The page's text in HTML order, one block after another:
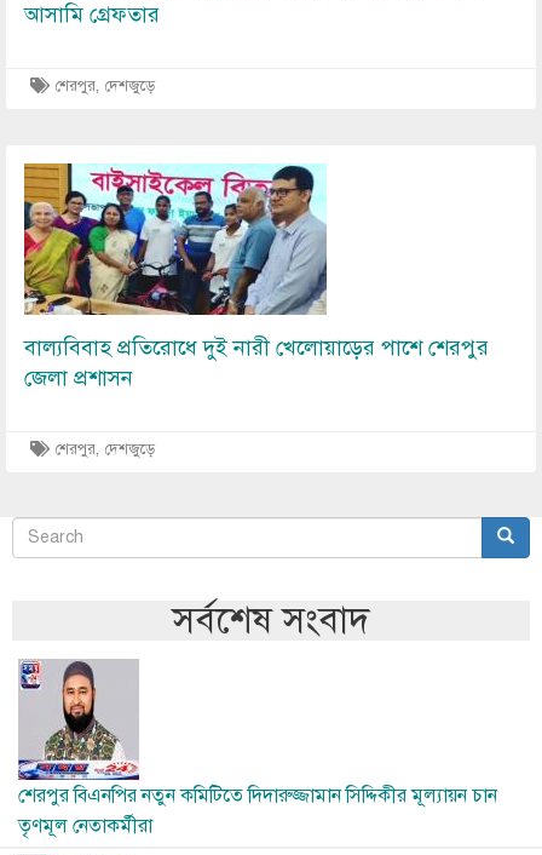
আসামি গ্রেফতার
শেরপুর, দেশজুড়ে
Image
বাল্যবিবাহ প্রতিরোধে দুই নারী খেলোয়াড়ের পাশে শেরপুর
জেলা প্রশাসন
শেরপুর, দেশজুড়ে
অনুসন্ধান
Search
সর্বশেষ সংবাদ
Image
শেরপুর বিএনপির নতুন কমিটিতে দিদারুজ্জামান সিদ্দিকীর মূল্যায়ন চান
তৃণমূল নেতাকর্মীরা